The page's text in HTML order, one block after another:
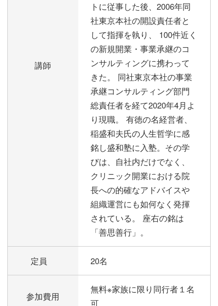
講師
トに従事した後、2006年同
社東京本社の開設責任者と
して指揮を執り、 100件近く
の新規開業・事業承継のコ
ンサルティングに携わって
きた。 同社東京本社の事業
承継コンサルティング部門
総責任者を経て2020年4月よ
り現職。 有徳の名経営者、
稲盛和夫氏の人生哲学に感
銘し盛和塾に入塾。その学
びは、自社内だけでなく、
クリニック開業における院
長への的確なアドバイスや
組織運営にも如何なく発揮
されている。 座右の銘は
「善思善行」。
定員 20名
参加費用
無料※家族に限り同行者１名
可